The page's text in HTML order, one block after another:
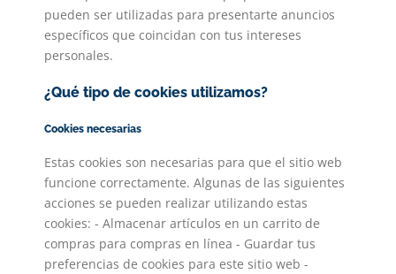
pueden ser utilizadas para presentarte anuncios
específicos que coincidan con tus intereses
personales.
¿Qué tipo de cookies utilizamos?
Cookies necesarias
Estas cookies son necesarias para que el sitio web
funcione correctamente. Algunas de las siguientes
acciones se pueden realizar utilizando estas
cookies: - Almacenar artículos en un carrito de
compras para compras en línea - Guardar tus
preferencias de cookies para este sitio web -